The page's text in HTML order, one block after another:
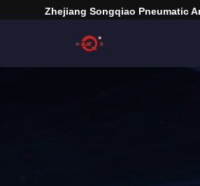
Zhejiang Songqiao Pneumatic